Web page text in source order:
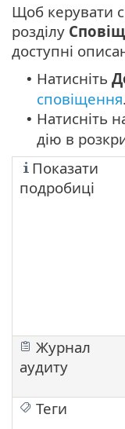
Щоб керувати
розділу
доступні
• Натисніть
сповіщення.
• Натисніть
дію в
Показати
подробиці
Журнал
аудиту
Теги